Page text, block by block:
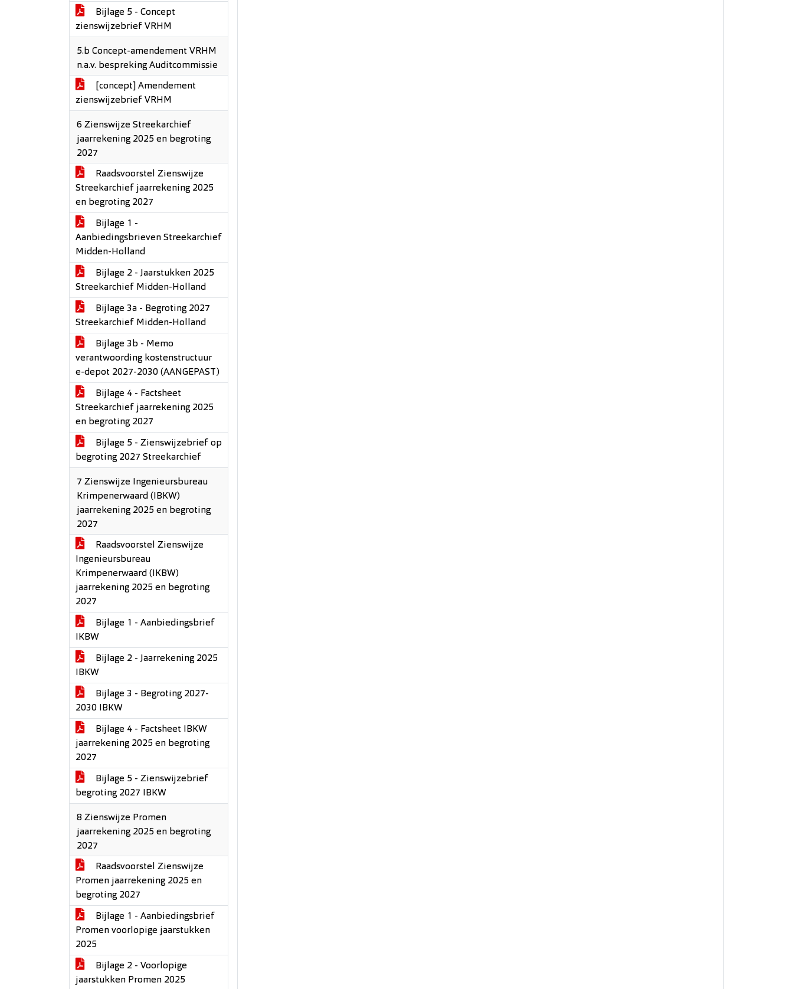
Bijlage 5 - Concept
zienswijzebrief VRHM
5.b Concept-amendement VRHM
n.a.v. bespreking Auditcommissie
[concept] Amendement
zienswijzebrief VRHM
6 Zienswijze Streekarchief
jaarrekening 2025 en begroting
2027
Raadsvoorstel Zienswijze
Streekarchief jaarrekening 2025
en begroting 2027
Bijlage 1 -
Aanbiedingsbrieven Streekarchief
Midden-Holland
Bijlage 2 - Jaarstukken 2025
Streekarchief Midden-Holland
Bijlage 3a - Begroting 2027
Streekarchief Midden-Holland
Bijlage 3b - Memo
verantwoording kostenstructuur
e-depot 2027-2030 (AANGEPAST)
Bijlage 4 - Factsheet
Streekarchief jaarrekening 2025
en begroting 2027
Bijlage 5 - Zienswijzebrief op
begroting 2027 Streekarchief
7 Zienswijze Ingenieursbureau
Krimpenerwaard (IBKW)
jaarrekening 2025 en begroting
2027
Raadsvoorstel Zienswijze
Ingenieursbureau
Krimpenerwaard (IKBW)
jaarrekening 2025 en begroting
2027
Bijlage 1 - Aanbiedingsbrief
IKBW
Bijlage 2 - Jaarrekening 2025
IBKW
Bijlage 3 - Begroting 2027-
2030 IBKW
Bijlage 4 - Factsheet IBKW
jaarrekening 2025 en begroting
2027
Bijlage 5 - Zienswijzebrief
begroting 2027 IBKW
8 Zienswijze Promen
jaarrekening 2025 en begroting
2027
Raadsvoorstel Zienswijze
Promen jaarrekening 2025 en
begroting 2027
Bijlage 1 - Aanbiedingsbrief
Promen voorlopige jaarstukken
2025
Bijlage 2 - Voorlopige
jaarstukken Promen 2025